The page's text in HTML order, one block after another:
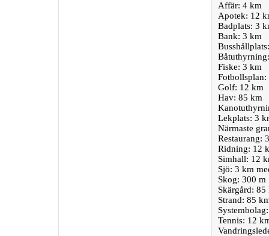
Affär: 4 km
Apotek: 12
Badplats: 3
Bank: 3 km
Fiske: 3 km
Fotbollsplan:
Golf: 12 km
Hav: 85 km
Lekplats: 3
Närmaste
Restaurang:
Ridning: 12
Simhall: 12
Sjö: 3 km
Skog: 300 m
Skärgård: 85
Strand: 85
Tennis: 12